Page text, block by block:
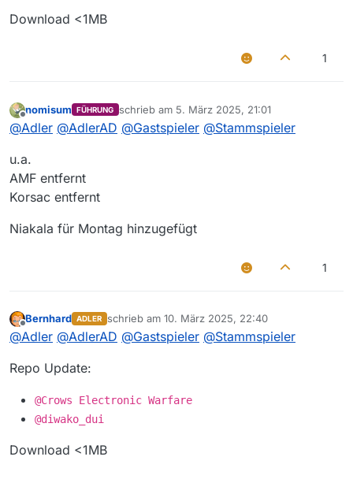
Download <1MB
1
Offline
nomisum FÜHRUNG schrieb am 5. März 2025, 21:01
zuletzt editiert von
@Adler @AdlerAD @Gastspieler @Stammspieler
u.a.
AMF entfernt
Korsac entfernt
Niakala für Montag hinzugefügt
1
Offline
Bernhard ADLER schrieb am 10. März 2025, 22:40
zuletzt editiert von
@Adler @AdlerAD @Gastspieler @Stammspieler
Repo Update:
@Crows Electronic Warfare
@diwako_dui
Download <1MB